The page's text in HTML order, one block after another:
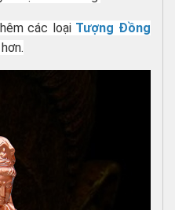
các loại Tượng Đồng